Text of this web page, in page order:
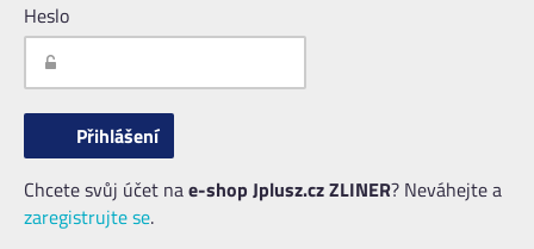
Heslo
Chcete svůj účet nae-shop Jplusz.cz ZLINER? Neváhejte a
zaregistrujte se.